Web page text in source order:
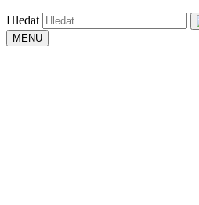
Hledat
MENU